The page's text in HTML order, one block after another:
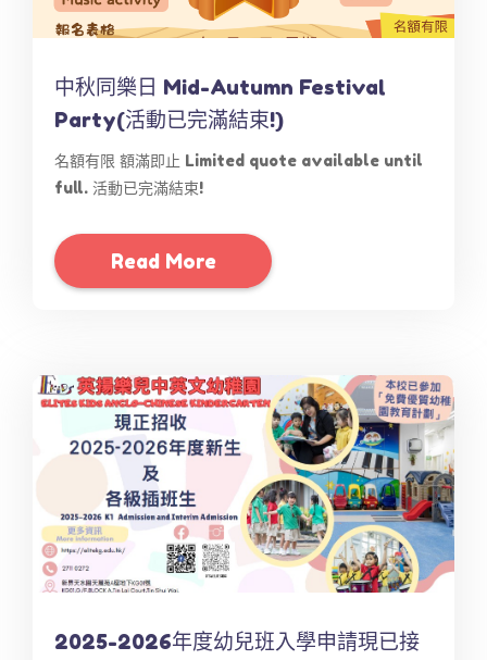
中秋同樂日 Mid-Autumn Festival
Party(活動已完滿結束!)
名額有限 額滿即止 Limited quote available until
full. 活動已完滿結束!
Read More
2025-2026年度幼兒班入學申請現已接